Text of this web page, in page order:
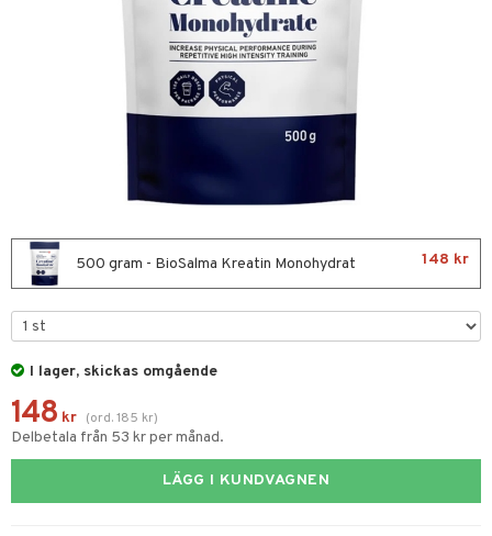
500 gram - BioSalma Kreatin Monohydrat 148 kr
I lager, skickas omgående
148 kr (ord.185 kr)
Delbetala från 53 kr per månad.
LÄGG I KUNDVAGNEN
protein